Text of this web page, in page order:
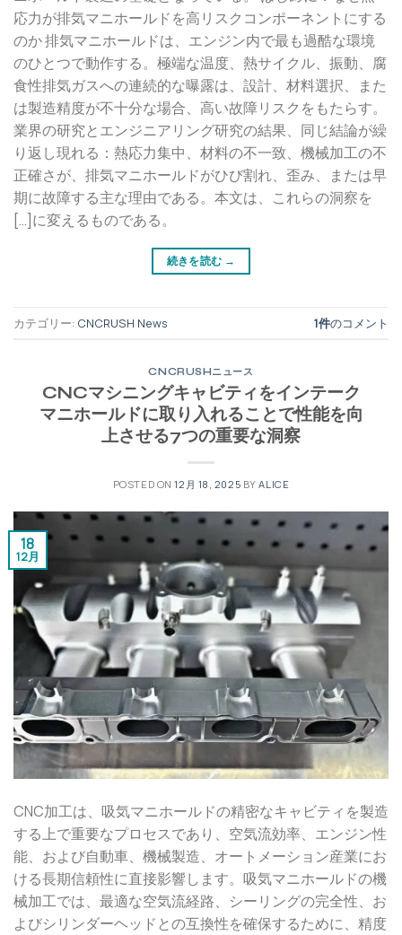
応力が排気マニホールドを高リスクコンポーネントにする
のか 排気マニホールドは、エンジン内で最も過酷な環境
のひとつで動作する。極端な温度、熱サイクル、振動、腐
食性排気ガスへの連続的な曝露は、設計、材料選択、また
は製造精度が不十分な場合、高い故障リスクをもたらす。
業界の研究とエンジニアリング研究の結果、同じ結論が繰
り返し現れる：熱応力集中、材料の不一致、機械加工の不
正確さが、排気マニホールドがひび割れ、歪み、または早
期に故障する主な理由である。本文は、これらの洞察を
[…]に変えるものである。
続きを読む →
カテゴリー: CNCRUSH News 1件のコメント
CNCRUSHニュース
CNCマシニングキャビティをインテーク
マニホールドに取り入れることで性能を向
上させる7つの重要な洞察
POSTED ON12月 18, 2025 BYALICE
18
12月
CNC加工は、吸気マニホールドの精密なキャビティを製造
する上で重要なプロセスであり、空気流効率、エンジン性
能、および自動車、機械製造、オートメーション産業にお
ける長期信頼性に直接影響します。吸気マニホールドの機
械加工では、最適な空気流経路、シーリングの完全性、お
よびシリンダーヘッドとの互換性を確保するために、精度